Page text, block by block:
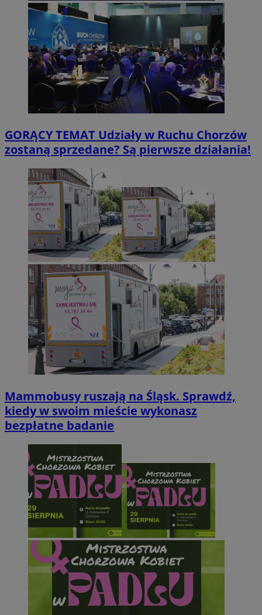
GORĄCY TEMAT Udziały w Ruchu Chorzów
zostaną sprzedane? Są pierwsze działania!
Mammobusy ruszają na Śląsk. Sprawdź,
kiedy w swoim mieście wykonasz
bezpłatne badanie